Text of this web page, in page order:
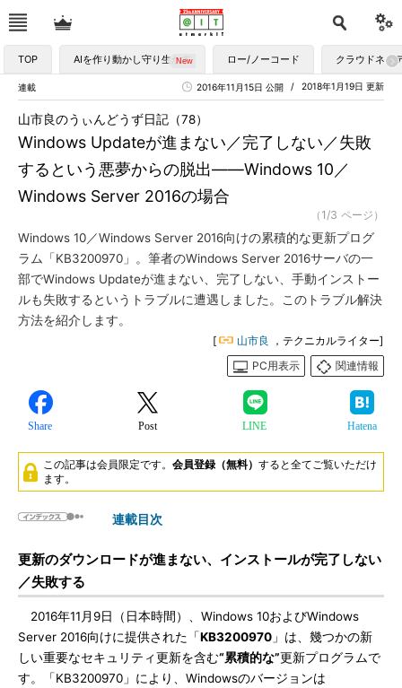
TOP AIを作り動かし守り生かす ロー/ノーコード クラウドネイ
連載 2018年1月19日 更新
2016年11月15日 公開
Windows Updateが進まない／完了しない／失敗
するという悪夢からの脱出――Windows 10／
Windows Server 2016の場合
山市良のうぃんどうず日記（78）
（1/3 ページ）
Windows 10／Windows Server 2016向けの累積的な更新プログ
ラム「KB3200970」。筆者のWindows Server 2016サーバの一
部でWindows Updateが進まない、完了しない、手動インストー
ルも失敗するというトラブルに遭遇しました。このトラブル解決
方法を紹介します。
[ 山市良
，テクニカルライター]
PC用表示
関連情報
Share Post LINE Hatena
この記事は会員限定です。 会員登録（無料） すると全てご覧いただけ
ます。
連載目次
更新のダウンロードが進まない、インストールが完了しない
／失敗する
2016年11月9日（日本時間）、Windows 10およびWindows
Server 2016向けに提供された「KB3200970 」は、幾つかの新
しい重要なセキュリティ更新を含む“累積的な”更新プログラムで
す。「KB3200970」により、Windowsのバージョンは